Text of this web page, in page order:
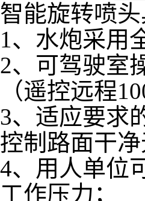
智能旋转喷
1、水炮采用
2、可驾驶室
（遥控远程
3、适应要求
控制路面干
4、用人单位
工作压力；